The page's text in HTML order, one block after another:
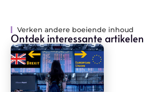
Verken andere boeiende inhoud
Ontdek interessante artikelen